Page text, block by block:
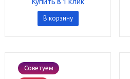
В корзину
Советуем